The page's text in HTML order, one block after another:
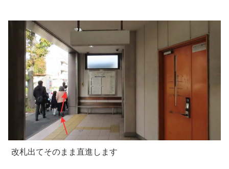
改札出てそのまま直進します